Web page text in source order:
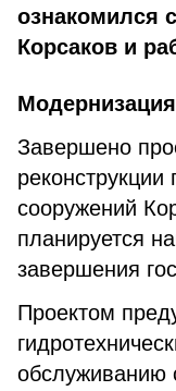
ознакомился
Корсаков и
Завершено
реконструкции
сооружений
планируется
завершения
Проектом
обслуживанию